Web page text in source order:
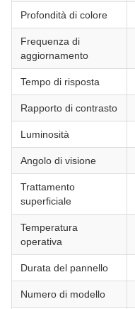
Profondità di colore
Frequenza di
aggiornamento
Tempo di risposta
Rapporto di contrasto
Luminosità
Angolo di visione
Trattamento
superficiale
Temperatura
operativa
Durata del pannello
Numero di modello